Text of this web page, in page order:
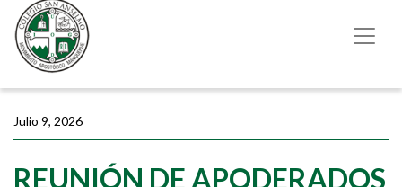
Julio 9, 2026
REUNIÓN DE APODERADOS